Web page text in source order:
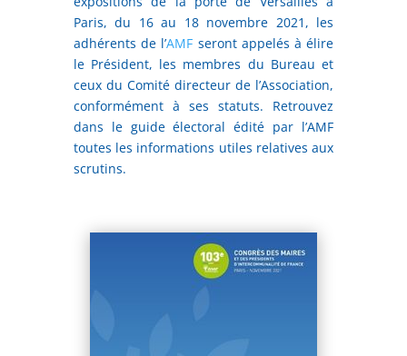
Paris, du 16 au 18 novembre 2021, les
adhérents de l’AMF seront appelés à élire
le Président, les membres du Bureau et
ceux du Comité directeur de l’Association,
conformément à ses statuts. Retrouvez
dans le guide électoral édité par l’AMF
toutes les informations utiles relatives aux
scrutins.